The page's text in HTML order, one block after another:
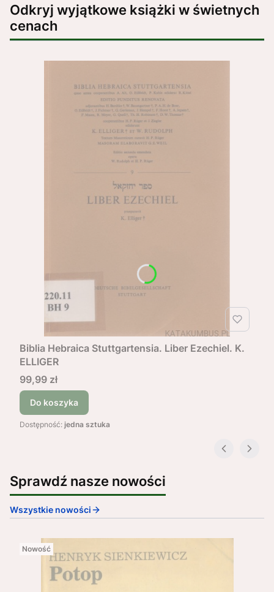
Odkryj wyjątkowe książki w świetnych
cenach
Biblia Hebraica Stuttgartensia. Liber Ezechiel. K.
ELLIGER
Cena
99,99 zł
Do koszyka
Dostępność: jedna sztuka
Sprawdź nasze nowości
Wszystkie nowości
Nowość